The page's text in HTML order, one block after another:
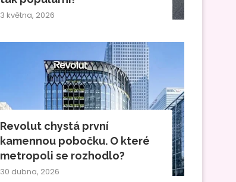
3 května, 2026
Revolut chystá první
kamennou pobočku. O které
metropoli se rozhodlo?
30 dubna, 2026